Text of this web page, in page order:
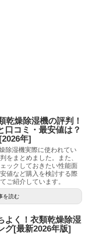
乾燥除湿機の評判！
口コミ・最安値は？
年]
除湿機実際に使われてい
をまとめました。また、
ックしておきたい性能面
値など購入を検討する際
ご紹介しています。
を読む
よく！衣類乾燥除湿
グ[最新2026年版]